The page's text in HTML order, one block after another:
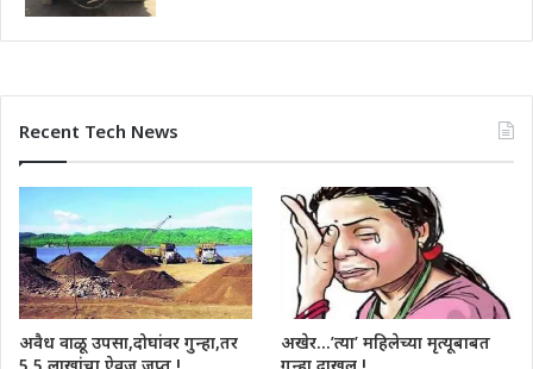
Recent Tech News
अवैध वाळू उपसा,दोघांवर गुन्हा,तर
5.5 लाखांचा ऐवज जप्त !
अखेर…’त्या’ महिलेच्या मृत्यूबाबत
गुन्हा दाखल !